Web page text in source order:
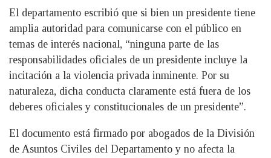
El departamento escribió que si bien un presidente tiene
amplia autoridad para comunicarse con el público en
temas de interés nacional, “ninguna parte de las
responsabilidades oficiales de un presidente incluye la
incitación a la violencia privada inminente. Por su
naturaleza, dicha conducta claramente está fuera de los
deberes oficiales y constitucionales de un presidente”.
El documento está firmado por abogados de la División
de Asuntos Civiles del Departamento y no afecta la